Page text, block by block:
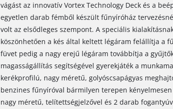
vágást az innovatív Vortex Technology Deck és a
egyetlen darab fémből készült fűnyíróház
volt az elsődleges szempont. A speciális
köszönhetően a kés által keltett légáram felállítja a
füvet pedig a nagy erejű légáram továbbítja a
magasságállítás segítségével gyerekjáték a
kerékprofilú, nagy méretű, golyóscsapágyas
benzines fűnyíróval bármilyen terepen
nagy méretű, telítettségjelzővel és 2 darab